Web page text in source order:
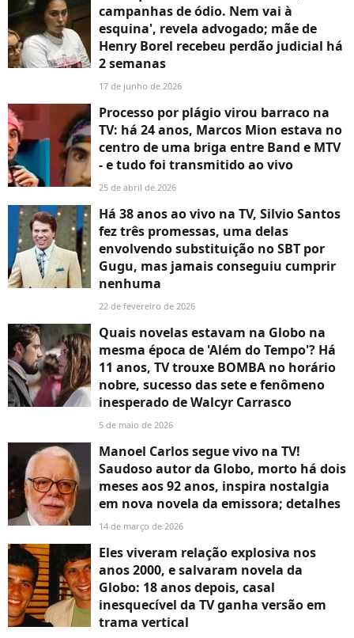
campanhas de ódio. Nem vai à
esquina', revela advogado; mãe de
Henry Borel recebeu perdão judicial há
2 semanas
17 de junho de 2026
Processo por plágio virou barraco na
TV: há 24 anos, Marcos Mion estava no
centro de uma briga entre Band e MTV
- e tudo foi transmitido ao vivo
25 de abril de 2026
Há 38 anos ao vivo na TV, Silvio Santos
fez três promessas, uma delas
envolvendo substituição no SBT por
Gugu, mas jamais conseguiu cumprir
nenhuma
22 de fevereiro de 2026
Quais novelas estavam na Globo na
mesma época de 'Além do Tempo'? Há
11 anos, TV trouxe BOMBA no horário
nobre, sucesso das sete e fenômeno
inesperado de Walcyr Carrasco
5 de maio de 2026
Manoel Carlos segue vivo na TV!
Saudoso autor da Globo, morto há dois
meses aos 92 anos, inspira nostalgia
em nova novela da emissora; detalhes
14 de março de 2026
Eles viveram relação explosiva nos
anos 2000, e salvaram novela da
Globo: 18 anos depois, casal
inesquecível da TV ganha versão em
trama vertical